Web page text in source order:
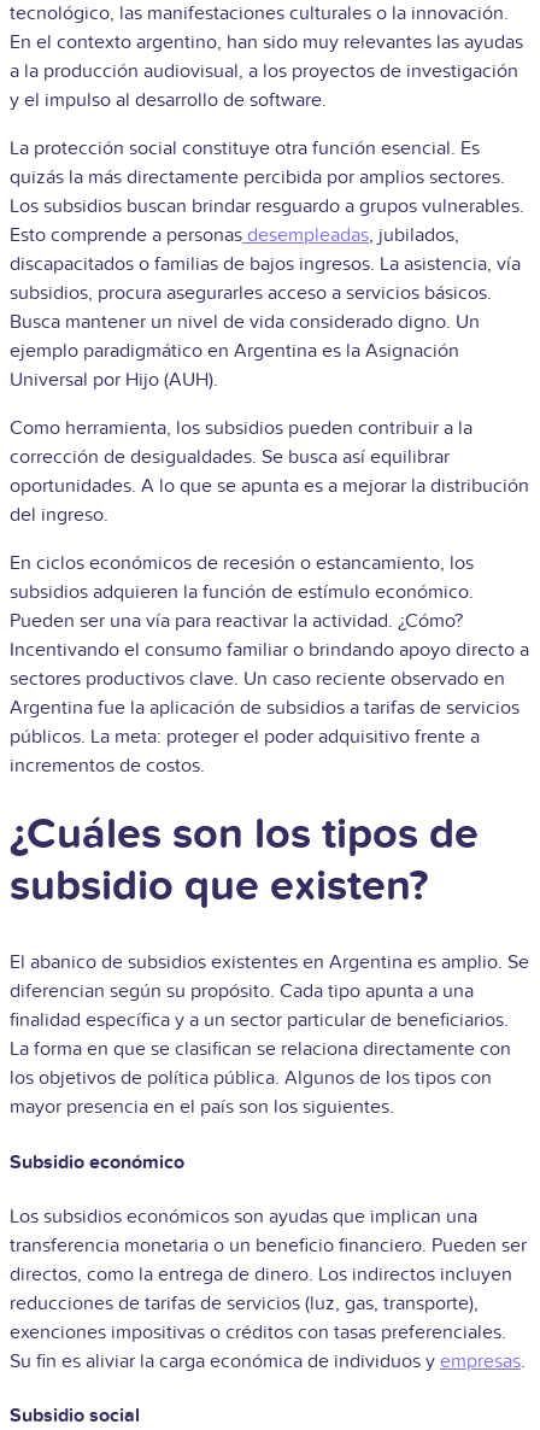
tecnológico, las manifestaciones culturales o la innovación.
En el contexto argentino, han sido muy relevantes las ayudas
a la producción audiovisual, a los proyectos de investigación
y el impulso al desarrollo de software.
La protección social constituye otra función esencial. Es
quizás la más directamente percibida por amplios sectores.
Los subsidios buscan brindar resguardo a grupos vulnerables.
Esto comprende a personas desempleadas, jubilados,
discapacitados o familias de bajos ingresos. La asistencia, vía
subsidios, procura asegurarles acceso a servicios básicos.
Busca mantener un nivel de vida considerado digno. Un
ejemplo paradigmático en Argentina es la Asignación
Universal por Hijo (AUH).
Como herramienta, los subsidios pueden contribuir a la
corrección de desigualdades. Se busca así equilibrar
oportunidades. A lo que se apunta es a mejorar la distribución
del ingreso.
En ciclos económicos de recesión o estancamiento, los
subsidios adquieren la función de estímulo económico.
Pueden ser una vía para reactivar la actividad. ¿Cómo?
Incentivando el consumo familiar o brindando apoyo directo a
sectores productivos clave. Un caso reciente observado en
Argentina fue la aplicación de subsidios a tarifas de servicios
públicos. La meta: proteger el poder adquisitivo frente a
incrementos de costos.
¿Cuáles son los tipos de
subsidio que existen?
El abanico de subsidios existentes en Argentina es amplio. Se
diferencian según su propósito. Cada tipo apunta a una
finalidad específica y a un sector particular de beneficiarios.
La forma en que se clasifican se relaciona directamente con
los objetivos de política pública. Algunos de los tipos con
mayor presencia en el país son los siguientes.
Subsidio económico
Los subsidios económicos son ayudas que implican una
transferencia monetaria o un beneficio financiero. Pueden ser
directos, como la entrega de dinero. Los indirectos incluyen
reducciones de tarifas de servicios (luz, gas, transporte),
exenciones impositivas o créditos con tasas preferenciales.
Su fin es aliviar la carga económica de individuos y empresas.
Subsidio social